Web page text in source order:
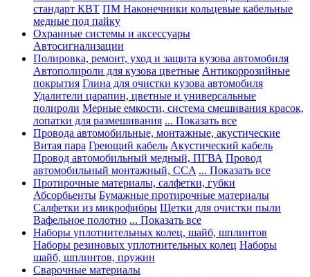
стандарт КВТ ПМ Наконечники кольцевые кабельные
медные под пайку
Охранные системы и аксессуары
Автосигнализации
Полировка, ремонт, уход и защита кузова автомобиля
Автополироли для кузова цветные Антикоррозийные
покрытия Глина для очистки кузова автомобиля
Удалители царапин, цветные и универсальные
полироли Мерные емкости, система смешивания красок,
лопатки для размешивания ... Показать все
Провода автомобильные, монтажные, акустические
Витая пара Греющий кабель Акустический кабель
Провод автомобильный медный, ПГВА Провод
автомобильный монтажный, CCA ... Показать все
Протирочные материалы, салфетки, губки
Абсорбьенты Бумажные протирочные материалы
Салфетки из микрофибры Щетки для очистки пыли
Вафельное полотно ... Показать все
Наборы уплотнительных колец, шайб, шплинтов
Наборы резиновых уплотнительных колец Наборы
шайб, шплинтов, пружин
Сварочные материалы